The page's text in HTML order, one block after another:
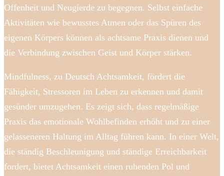
Offenheit und Neugierde zu begegnen. Selbst einfache
Aktivitäten wie bewusstes Atmen oder das Spüren des
eigenen Körpers können als achtsame Praxis dienen und
die Verbindung zwischen Geist und Körper stärken.
Mindfulness, zu Deutsch Achtsamkeit, fördert die
Fähigkeit, Stressoren im Leben zu erkennen und damit
gesünder umzugehen. Es zeigt sich, dass regelmäßige
Praxis das emotionale Wohlbefinden erhöht und zu einer
gelasseneren Haltung im Alltag führen kann. In einer Welt,
die ständig Beschleunigung und ständige Erreichbarkeit
fordert, bietet Achtsamkeit einen ruhenden Pol und